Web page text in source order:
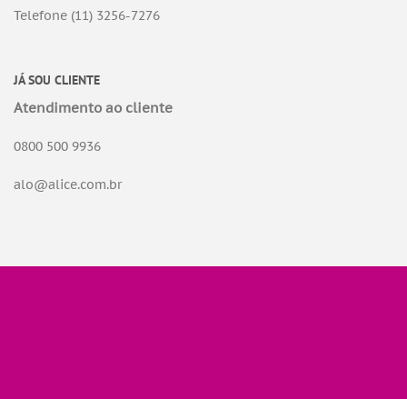
Telefone (11) 3256-7276
JÁ SOU CLIENTE
Atendimento ao cliente
0800 500 9936
alo@alice.com.br